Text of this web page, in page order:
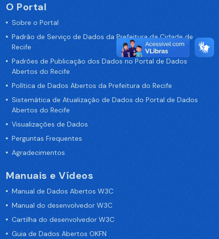
O Portal
Sobre o Portal
Padrão de Serviço de Dados da Prefeitura da Cidade de
Recife
Padrões de Publicação dos Dados no Portal de Dados
Abertos do Recife
Política de Dados Abertos da Prefeitura do Recife
Sistemática de Atualização de Dados do Portal de Dados
Abertos do Recife
Visualizações de Dados
Perguntas Frequentes
Agradecimentos
Manuais e Vídeos
Manual de Dados Abertos W3C
Manual do desenvolvedor W3C
Cartilha do desenvolvedor W3C
Guia de Dados Abertos OKFN